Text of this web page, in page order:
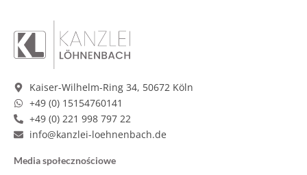
Kaiser-Wilhelm-Ring 34, 50672 Köln
+49 (0) 15154760141
+49 (0) 221 998 797 22
info@kanzlei-loehnenbach.de
Media społecznościowe